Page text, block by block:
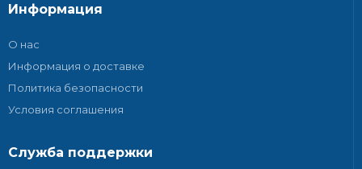
Информация
О нас
Информация о доставке
Политика безопасности
Условия соглашения
Служба поддержки